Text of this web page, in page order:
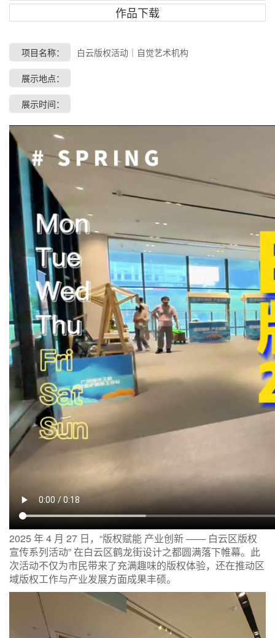
作品下载
项目名称： 白云版权活动｜自觉艺术机构
展示地点：
展示时间：
2025 年 4 月 27 日，“版权赋能 产业创新 —— 白云区版权
宣传系列活动” 在白云区鹤龙街设计之都圆满落下帷幕。此
次活动不仅为市民带来了充满趣味的版权体验，还在推动区
域版权工作与产业发展方面成果丰硕。